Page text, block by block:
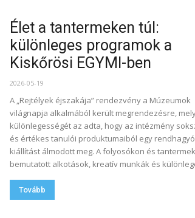
Élet a tantermeken túl:
különleges programok a
Kiskőrösi EGYMI-ben
2026-05-19
A „Rejtélyek éjszakája” rendezvény a Múzeumok
világnapja alkalmából került megrendezésre,
különlegességét az adta, hogy az intézmény
és értékes tanulói produktumaiból egy
kiállítást álmodott meg. A folyosókon és
bemutatott alkotások, kreatív munkák és
Tovább